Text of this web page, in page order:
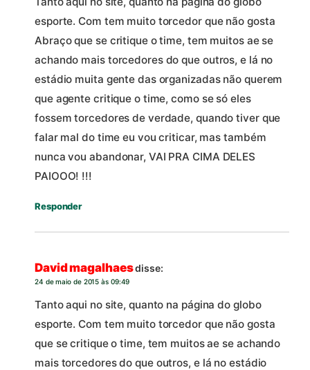
esporte. Com tem muito torcedor que não gosta
Abraço que se critique o time, tem muitos ae se
achando mais torcedores do que outros, e lá no
estádio muita gente das organizadas não querem
que agente critique o time, como se só eles
fossem torcedores de verdade, quando tiver que
falar mal do time eu vou criticar, mas também
nunca vou abandonar, VAI PRA CIMA DELES
PAIOOO! !!!
Responder
David magalhaesdisse:
24 de maio de 2015 às 09:49
Tanto aqui no site, quanto na página do globo
esporte. Com tem muito torcedor que não gosta
que se critique o time, tem muitos ae se achando
mais torcedores do que outros, e lá no estádio